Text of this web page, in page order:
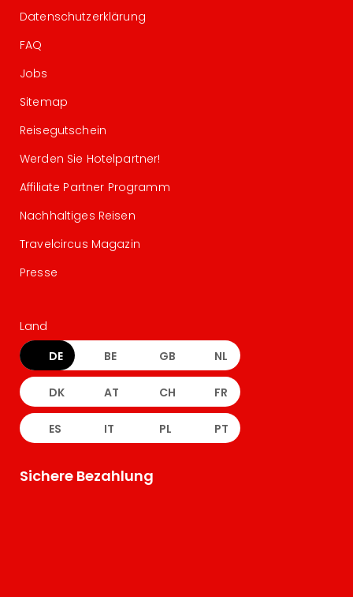
Datenschutzerklärung
FAQ
Jobs
Sitemap
Reisegutschein
Werden Sie Hotelpartner!
Affiliate Partner Programm
Nachhaltiges Reisen
Travelcircus Magazin
Presse
Land
DE BE GB NL
DK AT CH FR
ES IT PL PT
Sichere Bezahlung